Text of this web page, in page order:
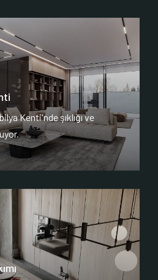
Kenti'nde şıklığı ve